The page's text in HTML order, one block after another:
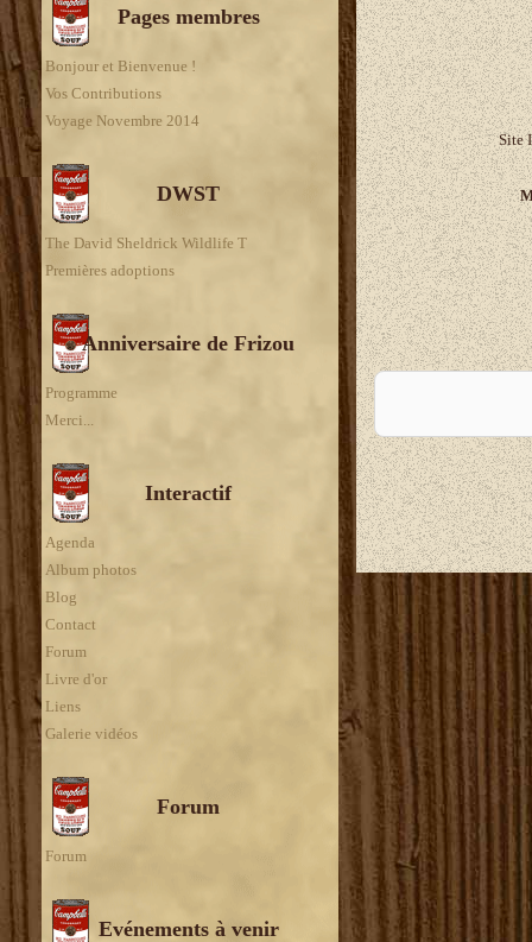
Pages membres
Bonjour et Bienvenue !
Vos Contributions
Voyage Novembre 2014
DWST
The David Sheldrick Wildlife T
Premières adoptions
Anniversaire de Frizou
Programme
Merci...
Interactif
Agenda
Album photos
Blog
Contact
Forum
Livre d'or
Liens
Galerie vidéos
Forum
Forum
Evénements à venir
Site